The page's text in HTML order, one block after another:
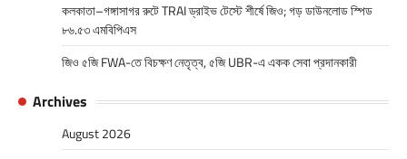
কলকাতা–গঙ্গাসাগর রুটে TRAI ড্রাইভ টেস্টে শীর্ষে জিও; গড় ডাউনলোড স্পিড
৮৬.৫৩ এমবিপিএস
জিও ৫জি FWA-তে বিচক্ষণ নেতৃত্ব, ৫জি UBR-এ একক সেবা প্রদানকারী
Archives
August 2026